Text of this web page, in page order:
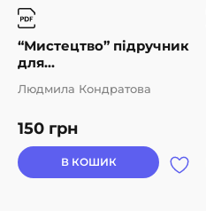
“Мистецтво” підручник
для...
150 грн
Людмила Кондратова
В КОШИК